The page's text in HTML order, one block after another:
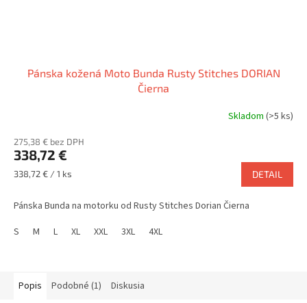
Pánska kožená Moto Bunda Rusty Stitches DORIAN
Čierna
Skladom (>5 ks)
275,38 € bez DPH
338,72 €
Jednotková
338,72 € / 1 ks DETAIL
Pánska Bunda na motorku od Rusty Stitches Dorian Čierna
S
M L XL XXL 3XL 4XL
Popis Podobné (1) Diskusia